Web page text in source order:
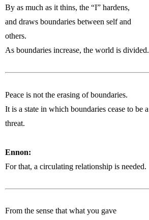
By as much as it thins, the “I” hardens,
and draws boundaries between self and
others.
As boundaries increase, the world is divided.
Peace is not the erasing of boundaries.
It is a state in which boundaries cease to be a
threat.
Ennon:
For that, a circulating relationship is needed.
From the sense that what you gave